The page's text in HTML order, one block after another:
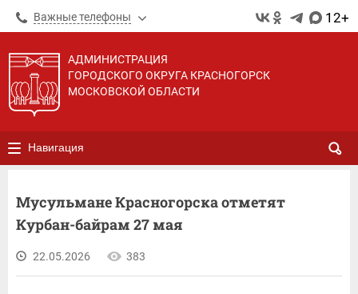
Важные телефоны 12+
АДМИНИСТРАЦИЯ
ГОРОДСКОГО ОКРУГА КРАСНОГОРСК
МОСКОВСКОЙ ОБЛАСТИ
Навигация
Мусульмане Красногорска отметят
Курбан-байрам 27 мая
22.05.2026 383